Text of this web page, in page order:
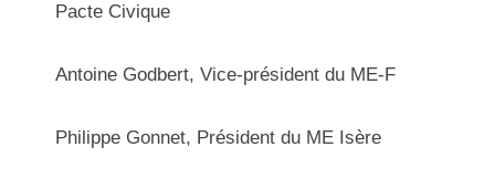
Pacte Civique
Antoine Godbert, Vice-président du ME-F
Philippe Gonnet, Président du ME Isère